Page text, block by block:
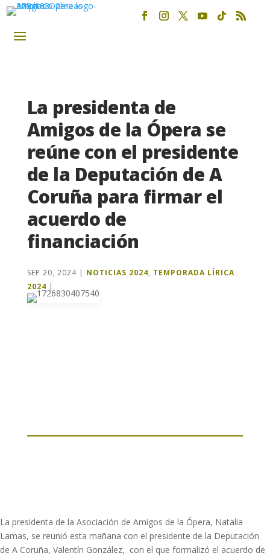
La presidenta de
Amigos de la Ópera se
reúne con el presidente
de la Deputación de A
Coruña para firmar el
acuerdo de
financiación
SEP 20, 2024| NOTICIAS 2024, TEMPORADA LÍRICA
2024 |
La presidenta de la Asociación de Amigos de la Ópera, Natalia
Lamas, se reunió esta mañana con el presidente de la Deputación
de A Coruña, Valentín González, con el que formalizó el acuerdo de